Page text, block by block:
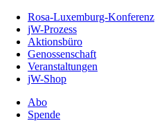
Inhalt
Seite
Rosa-Luxemburg-Konferenz
jW-Prozess
Aktionsbüro
Genossenschaft
Veranstaltungen
jW-Shop
Abo
Spende